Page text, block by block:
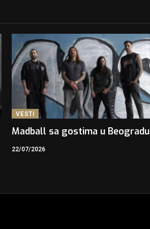
VESTI
Madball sa gostima u Beogradu
22/07/2026